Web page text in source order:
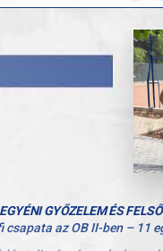
GYŐZELEM ÉS
csapata az OB II-ben – 11